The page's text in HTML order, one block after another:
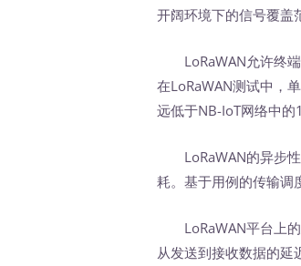
开阔环境下的信号覆盖
LoRaWAN允许终端
在LoRaWAN测试中，
远低于NB-IoT网络中的
LoRaWAN的异步性
耗。基于用例的传输调
LoRaWAN平台上的
从发送到接收数据的